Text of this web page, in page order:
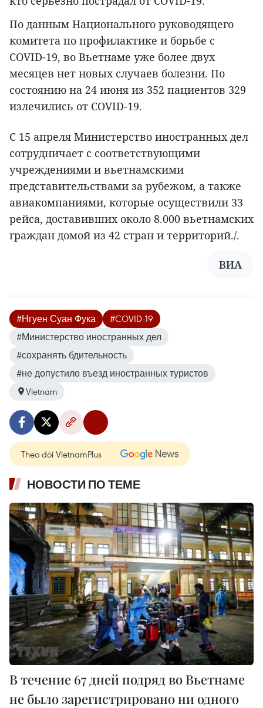
По данным Национального руководящего
комитета по профилактике и борьбе с
COVID-19, во Вьетнаме уже более двух
месяцев нет новых случаев болезни. По
состоянию на 24 июня из 352 пациентов 329
излечились от COVID-19.
С 15 апреля Министерство иностранных дел
сотрудничает с соответствующими
учреждениями и вьетнамскими
представительствами за рубежом, а также
авиакомпаниями, которые осуществили 33
рейса, доставивших около 8.000 вьетнамских
граждан домой из 42 стран и территорий./.
ВИА
#Нгуен Суан Фука
#COVID-19
#Министерство иностранных дел
#сохранять бдительность
#не допустило въезд иностранных туристов
Vietnam
Theo dõi VietnamPlus
НОВОСТИ ПО ТЕМЕ
В течение 67 дней подряд во Вьетнаме
не было зарегистрировано ни одного